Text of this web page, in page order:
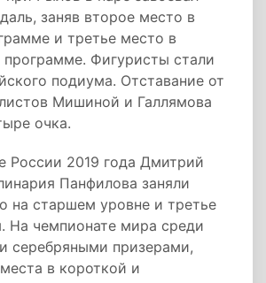
заняв второе место в
и третье место в
программе. Фигуристы стали
подиума. Отставание от
Мишиной и Галлямова
очка.
России 2019 года Дмитрий
Панфилова заняли
на старшем уровне и третье
На чемпионате мира среди
серебряными призерами,
в короткой и